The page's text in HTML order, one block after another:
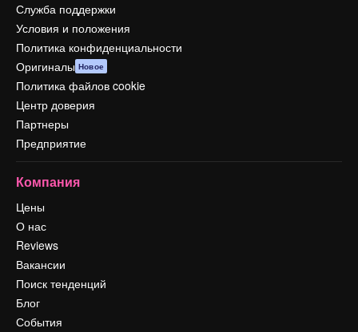
Служба поддержки
Условия и положения
Политика конфиденциальности
Оригиналы Новое
Политика файлов cookie
Центр доверия
Партнеры
Предприятие
Компания
Цены
О нас
Reviews
Вакансии
Поиск тенденций
Блог
События